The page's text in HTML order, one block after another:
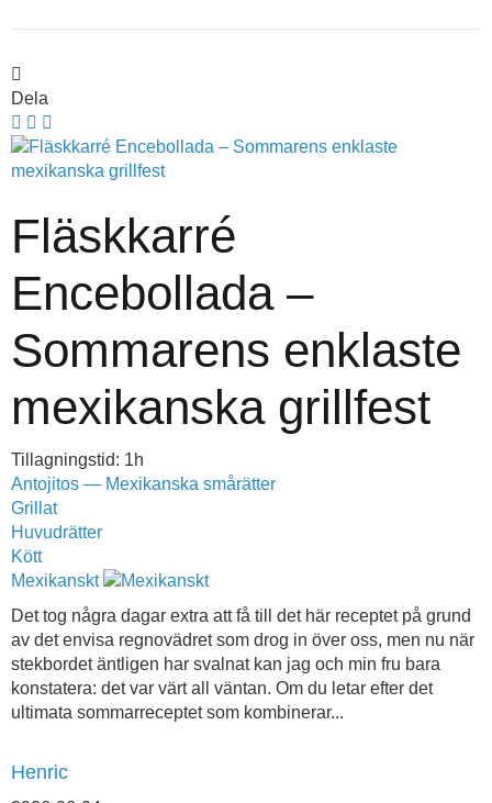
Dela
Fläskkarré
Encebollada –
Sommarens enklaste
mexikanska grillfest
Tillagningstid: 1h
Antojitos — Mexikanska smårätter
Grillat
Huvudrätter
Kött
Mexikanskt
Det tog några dagar extra att få till det här receptet på grund
av det envisa regnovädret som drog in över oss, men nu när
stekbordet äntligen har svalnat kan jag och min fru bara
konstatera: det var värt all väntan. Om du letar efter det
ultimata sommarreceptet som kombinerar...
Henric